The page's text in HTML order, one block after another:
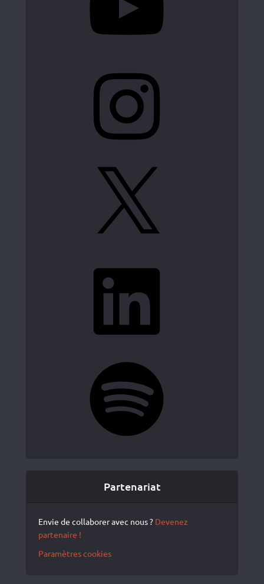
Partenariat
Envie de collaborer avec nous ? Devenez
partenaire !
Paramètres cookies